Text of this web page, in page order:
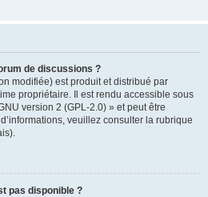
de discussions ?
modifiée) est produit et distribué par
propriétaire. Il est rendu accessible sous
version 2 (GPL-2.0) » et peut être
veuillez consulter la rubrique
pas disponible ?